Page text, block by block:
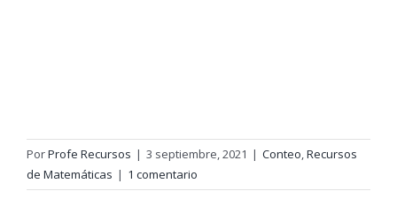
PorProfe Recursos | 3 septiembre, 2021 | Conteo,Recursos
de Matemáticas | 1 comentario